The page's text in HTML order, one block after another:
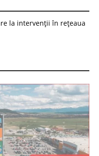
la intervenții în rețeaua